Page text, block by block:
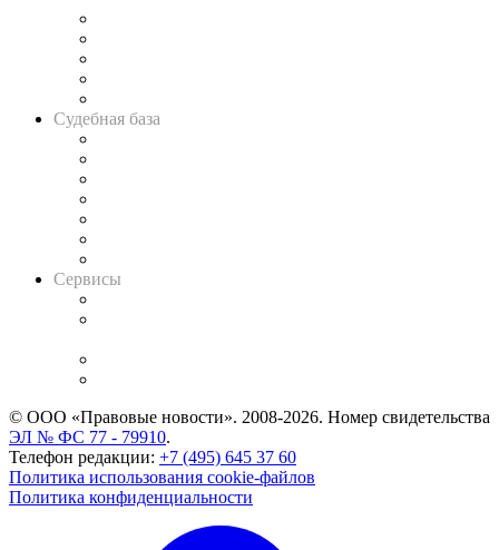
Судебная база
Сервисы
© ООО «Правовые новости». 2008-2026. Номер свидетельства
ЭЛ № ФС 77 - 79910.
Телефон редакции: +7 (495) 645 37 60
Политика использования cookie-файлов
Политика конфиденциальности